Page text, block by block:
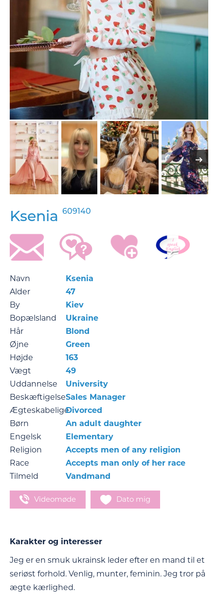
Ksenia 609140
Navn
Ksenia
Alder
47
By
Kiev
Bopælsland
Ukraine
Hår
Blond
Øjne
Green
Højde
163
Vægt
49
Uddannelse
University
BeskæftigelseSales Manager
ÆgteskabeligeDivorced
Børn
An adult daughter
Engelsk
Elementary
Religion
Accepts men of any religion
Race
Accepts man only of her race
Tilmeld
Vandmand
Videomøde Dato mig
Karakter og interesser
Jeg er en smuk ukrainsk leder efter en mand til et
seriøst forhold. Venlig, munter, feminin. Jeg tror på
ægte kærlighed.